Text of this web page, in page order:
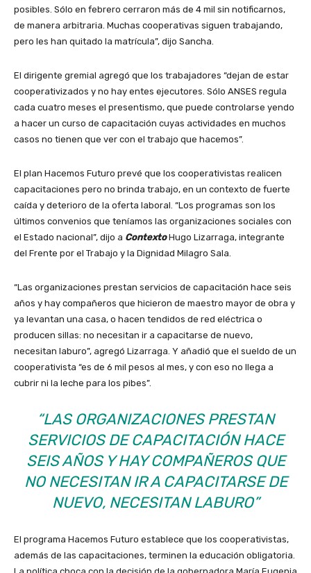
posibles. Sólo en febrero cerraron más de 4 mil sin notificarnos,
de manera arbitraria. Muchas cooperativas siguen trabajando,
pero les han quitado la matrícula”, dijo Sancha.
El dirigente gremial agregó que los trabajadores “dejan de estar
cooperativizados y no hay entes ejecutores. Sólo ANSES regula
cada cuatro meses el presentismo, que puede controlarse yendo
a hacer un curso de capacitación cuyas actividades en muchos
casos no tienen que ver con el trabajo que hacemos”.
El plan Hacemos Futuro prevé que los cooperativistas realicen
capacitaciones pero no brinda trabajo, en un contexto de fuerte
caída y deterioro de la oferta laboral. “Los programas son los
últimos convenios que teníamos las organizaciones sociales con
el Estado nacional”, dijo a ContextoHugo Lizarraga, integrante
del Frente por el Trabajo y la Dignidad Milagro Sala.
“Las organizaciones prestan servicios de capacitación hace seis
años y hay compañeros que hicieron de maestro mayor de obra y
ya levantan una casa, o hacen tendidos de red eléctrica o
producen sillas: no necesitan ir a capacitarse de nuevo,
necesitan laburo”, agregó Lizarraga. Y añadió que el sueldo de un
cooperativista “es de 6 mil pesos al mes, y con eso no llega a
cubrir ni la leche para los pibes”.
“LAS ORGANIZACIONES PRESTAN
SERVICIOS DE CAPACITACIÓN HACE
SEIS AÑOS Y HAY COMPAÑEROS QUE
NO NECESITAN IR A CAPACITARSE DE
NUEVO, NECESITAN LABURO”
El programa Hacemos Futuro establece que los cooperativistas,
además de las capacitaciones, terminen la educación obligatoria.